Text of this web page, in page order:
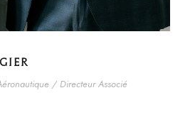
/ Directeur Associé